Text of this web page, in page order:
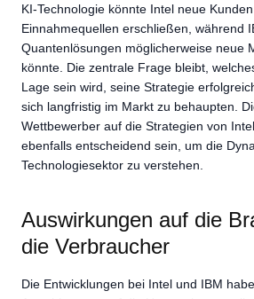
KI-Technologie könnte Intel neue
Einnahmequellen erschließen, während
Quantenlösungen möglicherweise neue
könnte. Die zentrale Frage bleibt,
Lage sein wird, seine Strategie
sich langfristig im Markt zu behaupten.
Wettbewerber auf die Strategien von
ebenfalls entscheidend sein, um die
Technologiesektor zu verstehen.
Auswirkungen auf die
die Verbraucher
Die Entwicklungen bei Intel und IBM